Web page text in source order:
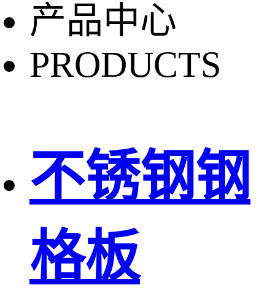
产品中心
PRODUCTS
不锈钢钢
格板